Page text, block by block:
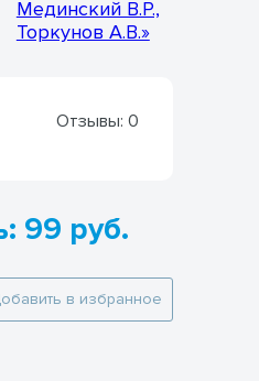
Отзывы: 0
99 руб.
в избранное